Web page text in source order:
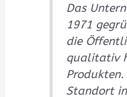
Das
1971
die
qualitativ
Standort